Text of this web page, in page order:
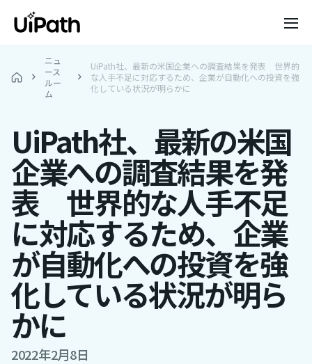
ニュ
ース
ルー
ム
UiPath社、最新の米国企業への調査結果を発表 世界的
な人手不足に対応するため、企業が自動化への投資を強
化している状況が明らかに
UiPath社、最新の米国
企業への調査結果を発
表 世界的な人手不足
に対応するため、企業
が自動化への投資を強
化している状況が明ら
かに
2022年2月8日